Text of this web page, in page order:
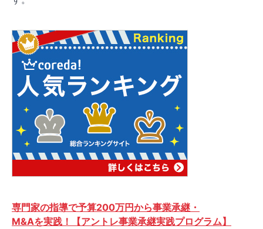
専門家の指導で予算200万円から事業承継・
M&Aを実践！【アントレ事業承継実践プログラム】